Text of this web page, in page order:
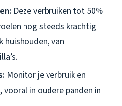
Deze verbruiken tot 50%
nog steeds krachtig
huishouden, van
Monitor je verbruik en
vooral in oudere panden in